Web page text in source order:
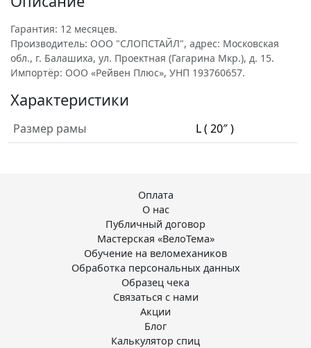
Гарантия: 12 месяцев.
Производитель: ООО "СЛОПСТАЙЛ", адрес: Московская
обл., г. Балашиха, ул. Проектная (Гагарина Мкр.), д. 15.
Импортёр: ООО «Рейвен Плюс», УНП 193760657.
Характеристики
Размер рамы L ( 20″ )
Оплата
О нас
Публичный договор
Мастерская «ВелоТема»
Обучение на веломехаников
Обработка персональных данных
Образец чека
Связаться с нами
Акции
Блог
Калькулятор спиц